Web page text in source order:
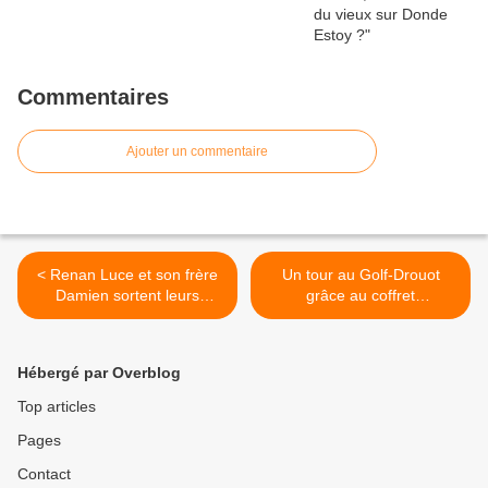
Commentaires
Ajouter un commentaire
< Renan Luce et son frère
Damien sortent leurs
Bobines !
Un tour au Golf-Drouot
grâce au coffret
anniversaire Universal >
Hébergé par Overblog
Top articles
Pages
Contact